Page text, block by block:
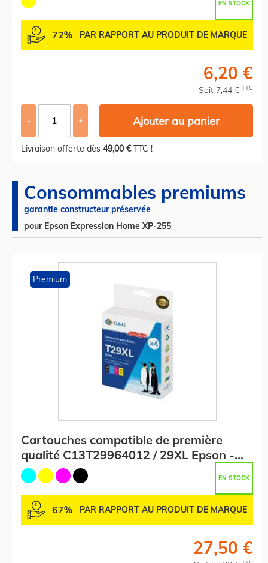
EN STOCK
72% PAR RAPPORT AU PRODUIT DE MARQUE
6,20 €
Soit 7,44 € TTC
- + Ajouter au panier
Livraison offerte dès 49,00 €TTC !
Consommables premiums
garantie constructeur préservée
pour Epson Expression Home XP-255
Premium
Cartouches compatible de première
qualité C13T29964012 / 29XL Epson -
multipack 4 couleurs : noire, cyan,
magenta, jaune
EN STOCK
67% PAR RAPPORT AU PRODUIT DE MARQUE
27,50 €